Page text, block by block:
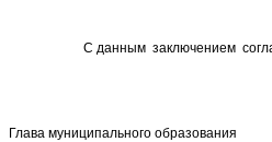
С данным заключением
Глава муниципального образования